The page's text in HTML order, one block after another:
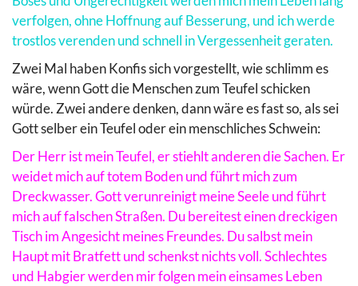
verfolgen, ohne Hoffnung auf Besserung, und ich werde
trostlos verenden und schnell in Vergessenheit geraten.
Zwei Mal haben Konfis sich vorgestellt, wie schlimm es
wäre, wenn Gott die Menschen zum Teufel schicken
würde. Zwei andere denken, dann wäre es fast so, als sei
Gott selber ein Teufel oder ein menschliches Schwein:
Der Herr ist mein Teufel, er stiehlt anderen die Sachen. Er
weidet mich auf totem Boden und führt mich zum
Dreckwasser. Gott verunreinigt meine Seele und führt
mich auf falschen Straßen. Du bereitest einen dreckigen
Tisch im Angesicht meines Freundes. Du salbst mein
Haupt mit Bratfett und schenkst nichts voll. Schlechtes
und Habgier werden mir folgen mein einsames Leben